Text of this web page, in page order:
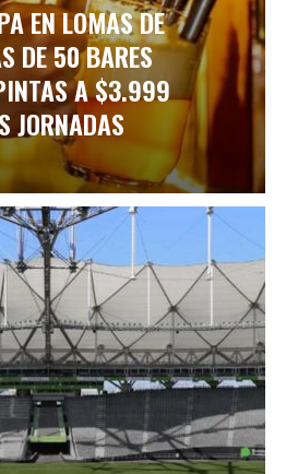
EN LOMAS DE
DE 50 BARES
A $3.999
JORNADAS